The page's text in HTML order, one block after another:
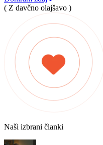
( Z davčno olajšavo )
Naši izbrani članki